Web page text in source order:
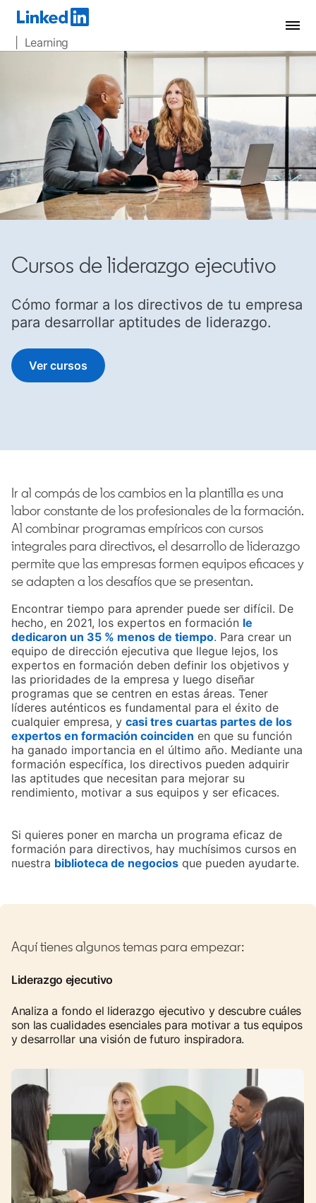
| Learning
Cursos de liderazgo ejecutivo
Cómo formar a los directivos de tu empresa
para desarrollar aptitudes de liderazgo.
Ver cursosopens in a new tab
Ir al compás de los cambios en la plantilla es una
labor constante de los profesionales de la formación.
Al combinar programas empíricos con cursos
integrales para directivos, el desarrollo de liderazgo
permite que las empresas formen equipos eficaces y
se adapten a los desafíos que se presentan.
Encontrar tiempo para aprender puede ser difícil. De
hecho, en 2021, los expertos en formación le
dedicaron un 35 % menos de tiempoopens in a new
. Para crear un
equipo de dirección ejecutiva que llegue lejos, los
expertos en formación deben definir los objetivos y
las prioridades de la empresa y luego diseñar
programas que se centren en estas áreas. Tener
líderes auténticos es fundamental para el éxito de
cualquier empresa, y casi tres cuartas partes de los
expertos en formación coinciden opens in a new tab
en que su función
ha ganado importancia en el último año. Mediante una
formación específica, los directivos pueden adquirir
las aptitudes que necesitan para mejorar su
rendimiento, motivar a sus equipos y ser eficaces.
Si quieres poner en marcha un programa eficaz de
formación para directivos, hay muchísimos cursos en
nuestra biblioteca de negocios opens in a new tab
que pueden ayudarte.
Aquí tienes algunos temas para empezar:
Liderazgo ejecutivo
Analiza a fondo el liderazgo ejecutivo y descubre cuáles
son las cualidades esenciales para motivar a tus equipos
y desarrollar una visión de futuro inspiradora.